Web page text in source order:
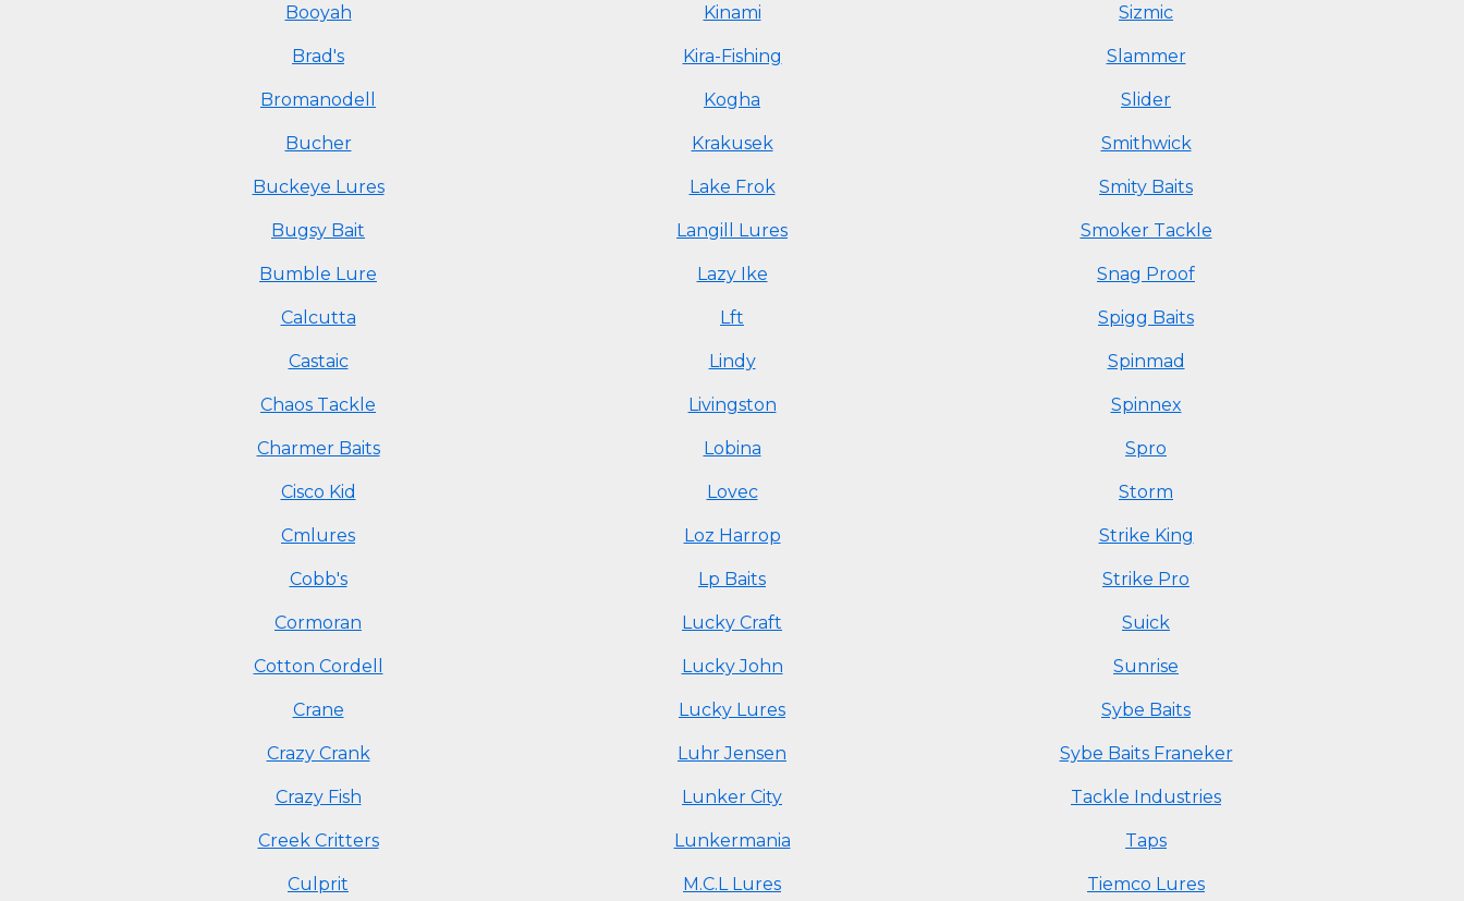
Booyah
Brad's
Bromanodell
Bucher
Buckeye Lures
Bugsy Bait
Bumble Lure
Calcutta
Castaic
Chaos Tackle
Charmer Baits
Cisco Kid
Cmlures
Cobb's
Cormoran
Cotton Cordell
Crane
Crazy Crank
Crazy Fish
Creek Critters
Culprit
Kinami
Kira-Fishing
Kogha
Krakusek
Lake Frok
Langill Lures
Lazy Ike
Lft
Lindy
Livingston
Lobina
Lovec
Loz Harrop
Lp Baits
Lucky Craft
Lucky John
Lucky Lures
Luhr Jensen
Lunker City
Lunkermania
M.C.L Lures
Sizmic
Slammer
Slider
Smithwick
Smity Baits
Smoker Tackle
Snag Proof
Spigg Baits
Spinmad
Spinnex
Spro
Storm
Strike King
Strike Pro
Suick
Sunrise
Sybe Baits
Sybe Baits Franeker
Tackle Industries
Taps
Tiemco Lures